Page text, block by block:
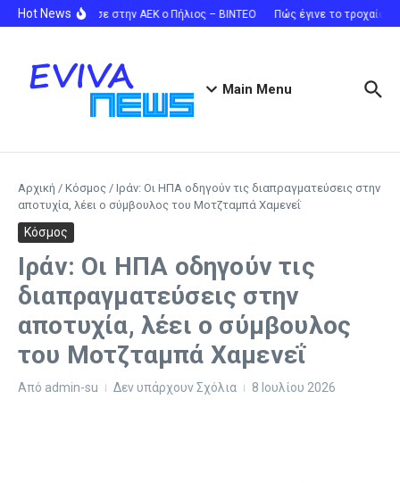
Μετάβαση στο περιεχόμενο
Hot NewsΑνανέωσε στην ΑΕΚ ο Πήλιος – ΒΙΝΤΕΟ Πώς έγινε το τροχαίο
Main Menu
Αρχική / Κόσμος / Ιράν: Οι ΗΠΑ οδηγούν τις διαπραγματεύσεις στην
αποτυχία, λέει ο σύμβουλος του Μοτζταμπά Χαμενεΐ
Κόσμος
Ιράν: Οι ΗΠΑ οδηγούν τις
διαπραγματεύσεις στην
αποτυχία, λέει ο σύμβουλος
του Μοτζταμπά Χαμενεΐ
Από admin-su Δεν υπάρχουν Σχόλια 8 Ιουλίου 2026